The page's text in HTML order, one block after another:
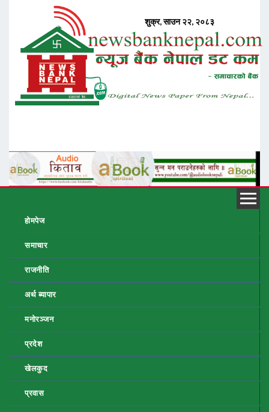
होमपेज
समाचार
राजनीति
अर्थ ब्यापार
मनोरञ्जन
प्रदेश
खेलकुद
प्रवास